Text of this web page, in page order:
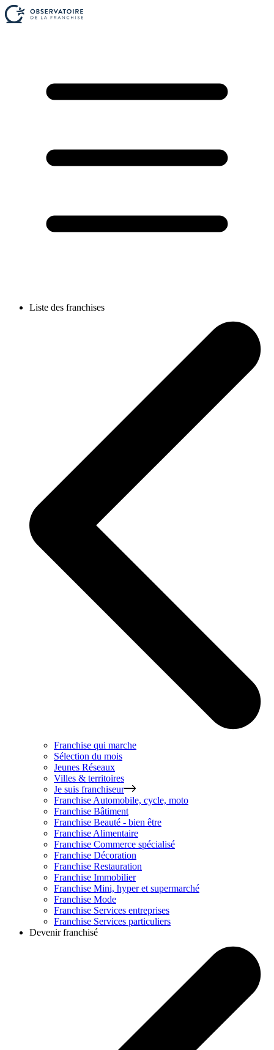
Liste des franchises
Franchise qui marche
Sélection du mois
Jeunes Réseaux
Villes & territoires
Je suis franchiseur
Franchise Automobile, cycle, moto
Franchise Bâtiment
Franchise Beauté - bien être
Franchise Alimentaire
Franchise Commerce spécialisé
Franchise Décoration
Franchise Restauration
Franchise Immobilier
Franchise Mini, hyper et supermarché
Franchise Mode
Franchise Services entreprises
Franchise Services particuliers
Devenir franchisé